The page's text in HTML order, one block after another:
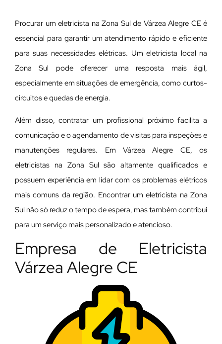
Procurar um eletricista na Zona Sul de Várzea Alegre CE é
essencial para garantir um atendimento rápido e eficiente
para suas necessidades elétricas. Um eletricista local na
Zona Sul pode oferecer uma resposta mais ágil,
especialmente em situações de emergência, como curtos-
circuitos e quedas de energia.
Além disso, contratar um profissional próximo facilita a
comunicação e o agendamento de visitas para inspeções e
manutenções regulares. Em Várzea Alegre CE, os
eletricistas na Zona Sul são altamente qualificados e
possuem experiência em lidar com os problemas elétricos
mais comuns da região. Encontrar um eletricista na Zona
Sul não só reduz o tempo de espera, mas também contribui
para um serviço mais personalizado e atencioso.
Empresa de Eletricista
Várzea Alegre CE